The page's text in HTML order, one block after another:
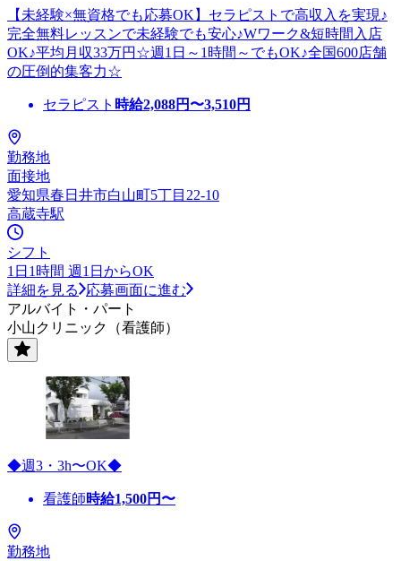
【未経験×無資格でも応募OK】セラピストで高収入を実現♪
完全無料レッスンで未経験でも安心♪Wワーク&短時間入店
OK♪平均月収33万円☆週1日～1時間～でもOK♪全国600店舗
の圧倒的集客力☆
セラピスト 時給2,088円〜3,510円
勤務地
面接地
愛知県春日井市白山町5丁目22-10
高蔵寺駅
シフト
1日1時間 週1日からOK
詳細を見る
応募画面に進む
アルバイト・パート
小山クリニック（看護師）
◆週3・3h〜OK◆
看護師時給1,500円〜
勤務地